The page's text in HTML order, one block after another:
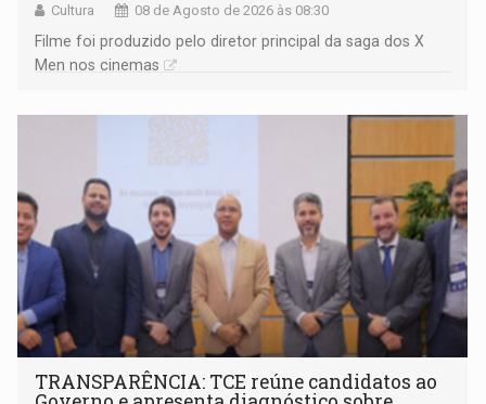
Cultura 08 de Agosto de 2026 às 08:30
Filme foi produzido pelo diretor principal da saga dos X
Men nos cinemas
TRANSPARÊNCIA: TCE reúne candidatos ao